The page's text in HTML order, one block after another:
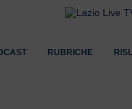
RUBRICHE